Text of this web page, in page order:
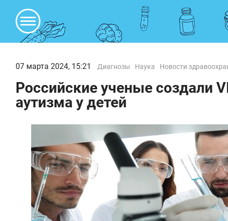
07 марта 2024, 15:21 Диагнозы Наука Новости
Российские ученые создали
аутизма у детей